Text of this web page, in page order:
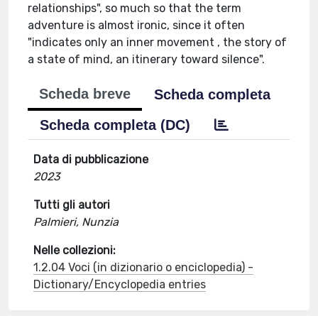
relationships", so much so that the term
adventure is almost ironic, since it often
"indicates only an inner movement , the story of
a state of mind, an itinerary toward silence".
Scheda breve
Scheda completa
Scheda completa (DC)
Data di pubblicazione
2023
Tutti gli autori
Palmieri, Nunzia
Nelle collezioni:
1.2.04 Voci (in dizionario o enciclopedia) -
Dictionary/Encyclopedia entries